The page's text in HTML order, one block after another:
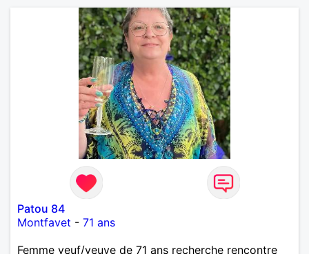
Patou 84
Montfavet - 71 ans
Femme veuf/veuve de 71 ans recherche rencontre